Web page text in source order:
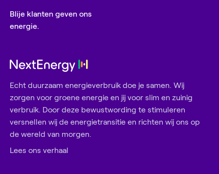
Blije klanten geven ons
energie.
Echt duurzaam energieverbruik doe je samen. Wij
zorgen voor groene energie en jij voor slim en zuinig
verbruik. Door deze bewustwording te stimuleren
versnellen wij de energietransitie en richten wij ons op
de wereld van morgen.
Lees ons verhaal